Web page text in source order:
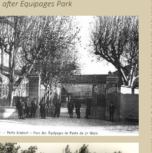
Equipages Park